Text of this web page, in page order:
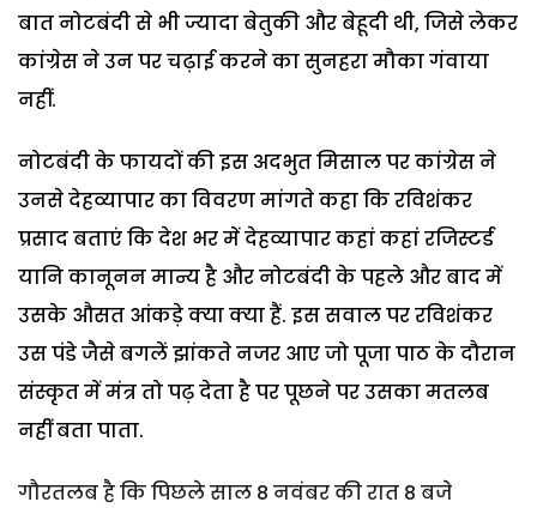
बात नोटबंदी से भी ज्यादा बेतुकी और बेहूदी थी, जिसे लेकर
कांग्रेस ने उन पर चढ़ाई करने का सुनहरा मौका गंवाया
नहीं.
नोटबंदी के फायदों की इस अदभुत मिसाल पर कांग्रेस ने
उनसे देहव्यापार का विवरण मांगते कहा कि रविशंकर
प्रसाद बताएं कि देश भर में देहव्यापार कहां कहां रजिस्टर्ड
यानि कानूनन मान्य है और नोटबंदी के पहले और बाद में
उसके औसत आंकड़े क्या क्या हैं. इस सवाल पर रविशंकर
उस पंडे जैसे बगलें झांकते नजर आए जो पूजा पाठ के दौरान
संस्कृत में मंत्र तो पढ़ देता है पर पूछने पर उसका मतलब
नहीं बता पाता.
गौरतलब है कि पिछले साल 8 नवंबर की रात 8 बजे